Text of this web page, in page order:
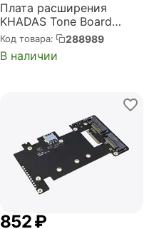
Плата расширения
KHADAS Tone Board
Generic Edition Hi-Res
Audio Board, Hi-Fi, XMOS,
ES9038Q2M (KTONE-G-
Код товара: 288989
В наличии
‍852‍₽